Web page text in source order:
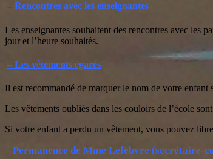
– Rencontres avec les enseignantes
Les enseignantes souhaitent des rencontres avec les
jour et l’heure souhaités.
– Les vêtements égarés
Il est recommandé de marquer le nom de votre
Les vêtements oubliés dans les couloirs de l’école
Si votre enfant a perdu un vêtement, vous pouvez
– Permanence de Mme Lefèbvre (secrétaire-